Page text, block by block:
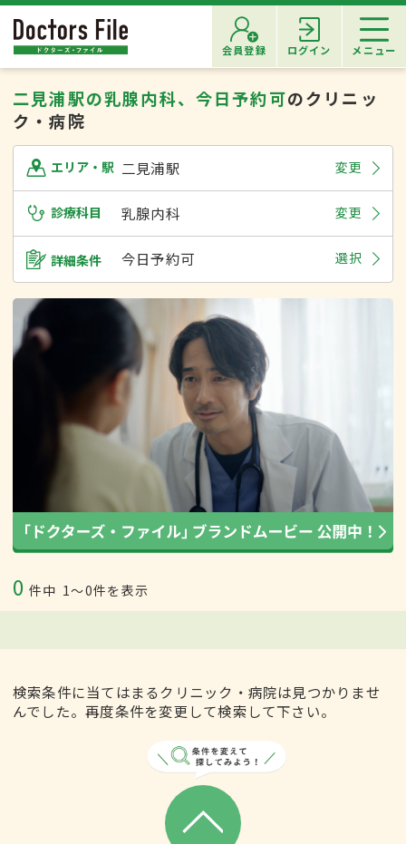
会員登録 ログイン メニュー
二見浦駅の乳腺内科、今日予約可のクリニッ
ク・病院
エリア・駅 二見浦駅 変更
診療科目 乳腺内科 変更
詳細条件 今日予約可 選択
0 件中 1〜0件を表示
検索条件に当てはまるクリニック・病院は見つかりませ
んでした。再度条件を変更して検索して下さい。